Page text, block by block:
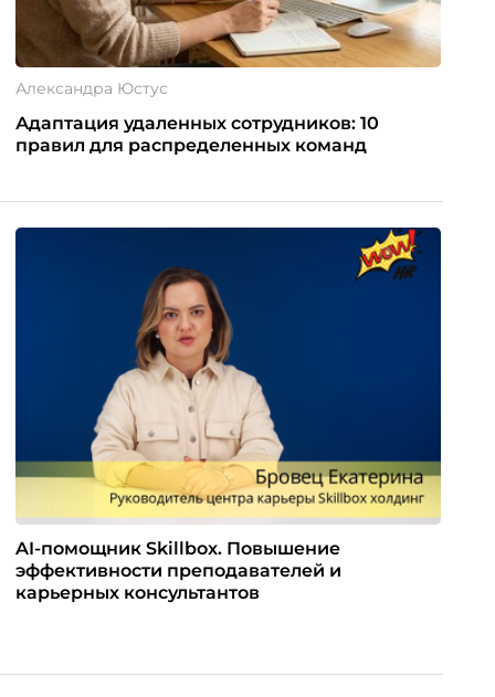
Александра Юстус
Адаптация удаленных сотрудников: 10
правил для распределенных команд
AI-помощник Skillbox. Повышение
эффективности преподавателей и
карьерных консультантов